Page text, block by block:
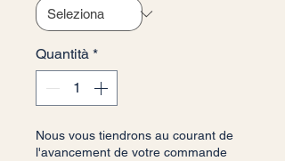
Quantità *
Nous vous tiendrons au courant de
l'avancement de votre commande